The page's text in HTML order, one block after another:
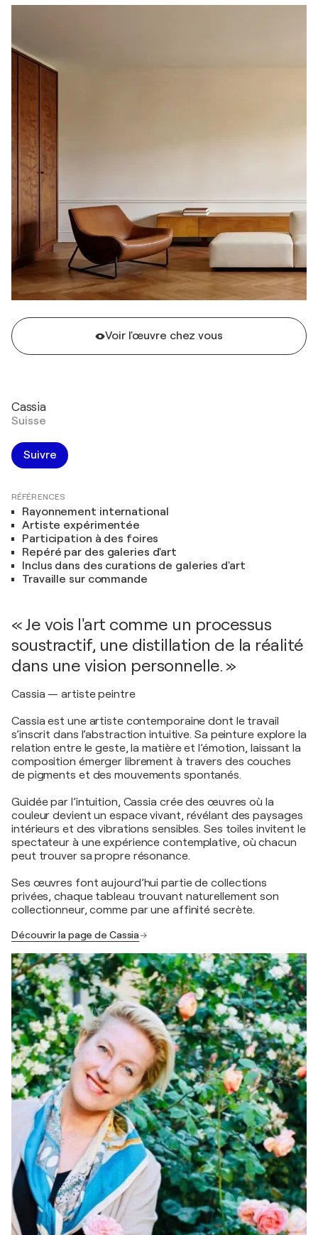
Voir l'œuvre chez vous
Cassia
Suisse
Suivre
RÉFÉRENCES
Rayonnement international
Artiste expérimentée
Participation à des foires
Repéré par des galeries d'art
Inclus dans des curations de galeries d'art
Travaille sur commande
« Je vois l'art comme un processus
soustractif, une distillation de la réalité
dans une vision personnelle. »
Cassia — artiste peintre
Cassia est une artiste contemporaine dont le travail
s’inscrit dans l’abstraction intuitive. Sa peinture explore la
relation entre le geste, la matière et l’émotion, laissant la
composition émerger librement à travers des couches
de pigments et des mouvements spontanés.
Guidée par l’intuition, Cassia crée des œuvres où la
couleur devient un espace vivant, révélant des paysages
intérieurs et des vibrations sensibles. Ses toiles invitent le
spectateur à une expérience contemplative, où chacun
peut trouver sa propre résonance.
Ses œuvres font aujourd’hui partie de collections
privées, chaque tableau trouvant naturellement son
collectionneur, comme par une affinité secrète.
Découvrir la page de Cassia